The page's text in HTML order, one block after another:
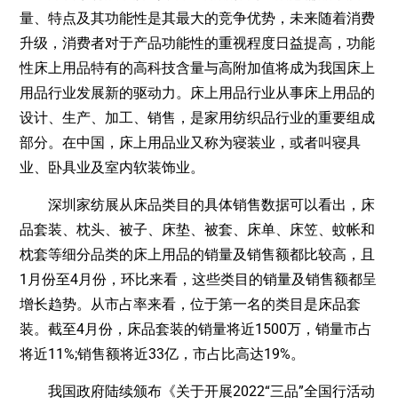
量、特点及其功能性是其最大的竞争优势，未来随着消费
升级，消费者对于产品功能性的重视程度日益提高，功能
性床上用品特有的高科技含量与高附加值将成为我国床上
用品行业发展新的驱动力。床上用品行业从事床上用品的
设计、生产、加工、销售，是家用纺织品行业的重要组成
部分。在中国，床上用品业又称为寝装业，或者叫寝具
业、卧具业及室内软装饰业。
深圳家纺展从床品类目的具体销售数据可以看出，床
品套装、枕头、被子、床垫、被套、床单、床笠、蚊帐和
枕套等细分品类的床上用品的销量及销售额都比较高，且
1月份至4月份，环比来看，这些类目的销量及销售额都呈
增长趋势。从市占率来看，位于第一名的类目是床品套
装。截至4月份，床品套装的销量将近1500万，销量市占
将近11%;销售额将近33亿，市占比高达19%。
我国政府陆续颁布《关于开展2022“三品”全国行活动